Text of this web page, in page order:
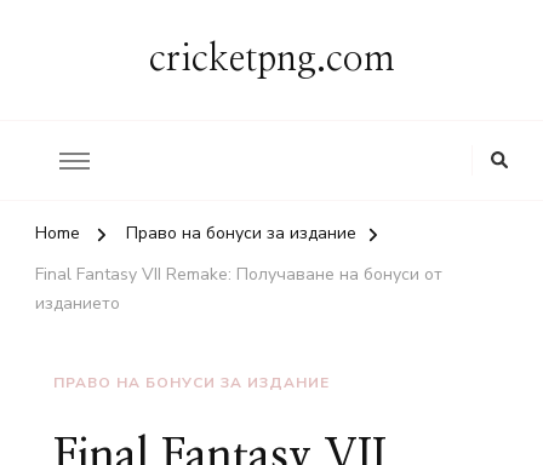
cricketpng.com
Home
Право на бонуси за издание
Final Fantasy VII Remake: Получаване на бонуси от
изданието
ПРАВО НА БОНУСИ ЗА ИЗДАНИЕ
Final Fantasy VII